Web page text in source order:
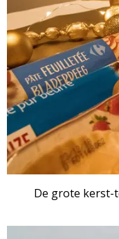
De grote kerst-